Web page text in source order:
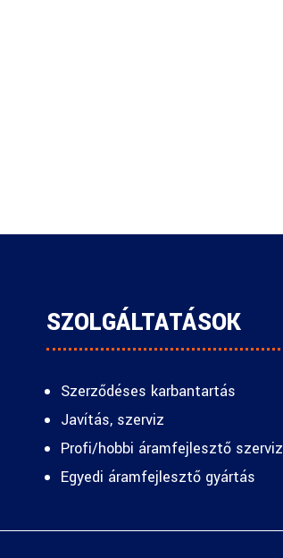
SZOLGÁLTATÁSOK
Szerződéses karbantartás
Javítás, szerviz
Profi/hobbi áramfejlesztő szerviz
Egyedi áramfejlesztő gyártás